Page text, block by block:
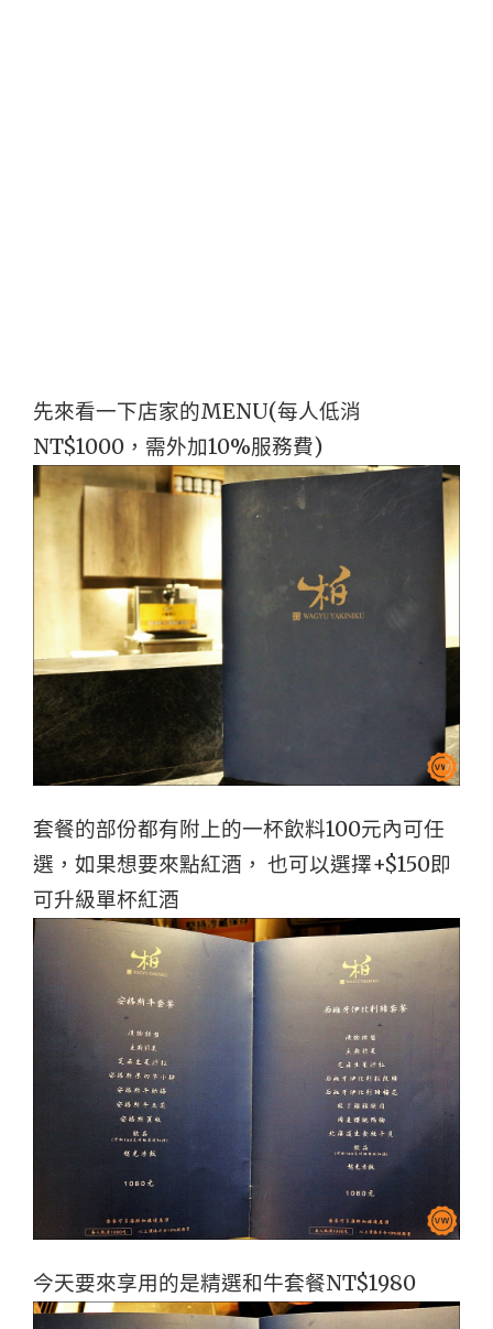
先來看一下店家的MENU(每人低消
NT$1000，需外加10%服務費)
套餐的部份都有附上的一杯飲料100元內可任
選，如果想要來點紅酒， 也可以選擇+$150即
可升級單杯紅酒
今天要來享用的是精選和牛套餐NT$1980